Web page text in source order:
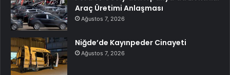
Araç Üretimi Anlaşması
Ağustos 7, 2026
Niğde’de Kayınpeder Cinayeti
Ağustos 7, 2026